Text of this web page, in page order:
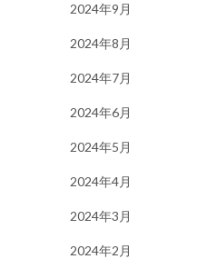
2024年9月
2024年8月
2024年7月
2024年6月
2024年5月
2024年4月
2024年3月
2024年2月